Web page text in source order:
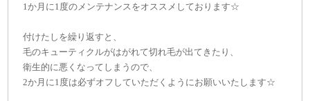
1か月に1度のメンテナンスをオススメしております☆
付けたしを繰り返すと、
毛のキューティクルがはがれて切れ毛が出てきたり、
衛生的に悪くなってしまうので、
2か月に1度は必ずオフしていただくようにお願いいたします☆